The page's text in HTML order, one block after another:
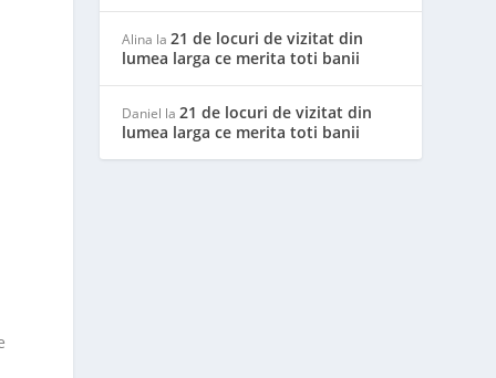
Alina la21 de locuri de vizitat din
lumea larga ce merita toti banii
Daniel la21 de locuri de vizitat din
lumea larga ce merita toti banii